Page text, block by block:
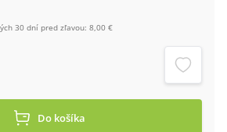
30 dní pred zľavou: 8,00 €
Do košíka